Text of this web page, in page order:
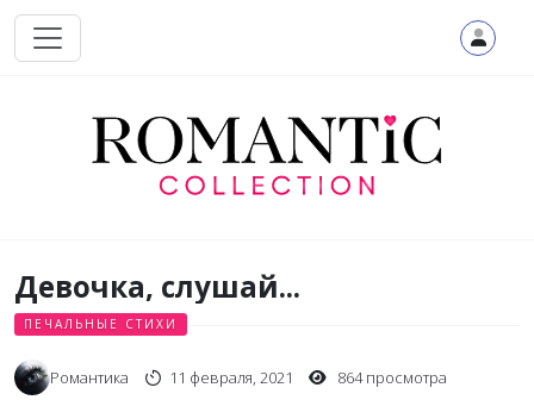
Перейти к основному содержанию
Девочка, слушай...
ПЕЧАЛЬНЫЕ СТИХИ
Романтика 11 февраля, 2021
864 просмотра